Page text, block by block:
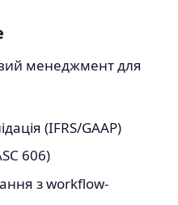
менеджмент для
(IFRS/GAAP)
606)
з workflow-